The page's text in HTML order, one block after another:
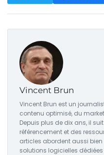
Vincent Brun
Vincent Brun est un
contenu optimisé, du
Depuis plus de dix ans, il
référencement et des
articles abordent aussi
solutions logicielles